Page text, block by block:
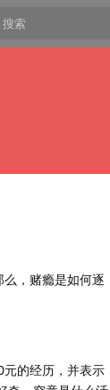
，赌瘾是如何逐
的经历，并表示